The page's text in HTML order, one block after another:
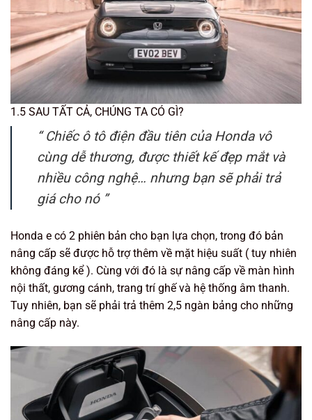
1.5 SAU TẤT CẢ, CHÚNG TA CÓ GÌ?
“ Chiếc ô tô điện đầu tiên của Honda vô
cùng dễ thương, được thiết kế đẹp mắt và
nhiều công nghệ… nhưng bạn sẽ phải trả
giá cho nó ”
Honda e có 2 phiên bản cho bạn lựa chọn, trong đó bản
nâng cấp sẽ được hỗ trợ thêm về mặt hiệu suất ( tuy nhiên
không đáng kể ). Cùng với đó là sự nâng cấp về màn hình
nội thất, gương cánh, trang trí ghế và hệ thống âm thanh.
Tuy nhiên, bạn sẽ phải trả thêm 2,5 ngàn bảng cho những
nâng cấp này.